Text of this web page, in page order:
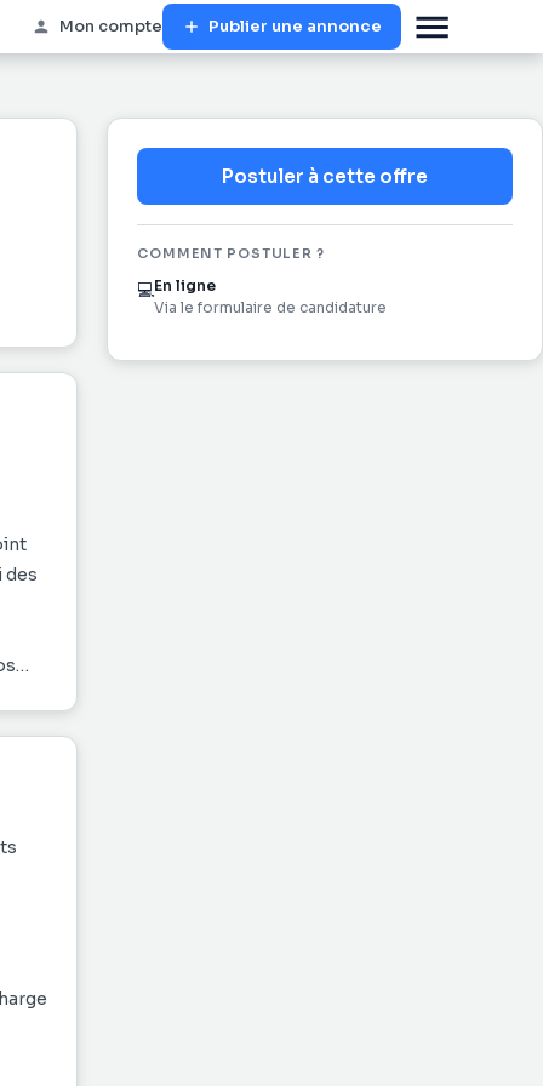
Mon compte Publier une annonce
des
Postuler à cette offre
COMMENT POSTULER ?
💻En ligne
Via le formulaire de candidature